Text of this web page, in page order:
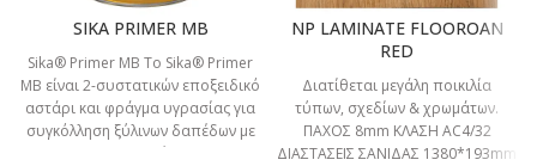
SIKA PRIMER MB
Sika® Primer MB Το Sika® Primer
MB είναι 2-συστατικών εποξειδικό
αστάρι και φράγμα υγρασίας για
συγκόλληση ξύλινων δαπέδων με
ελαστικές
NP LAMINATE FLOOROAN
RED
Διατίθεται μεγάλη ποικιλία
τύπων, σχεδίων & χρωμάτων.
ΠΑΧΟΣ 8mm ΚΛΑΣΗ AC4/32
ΔΙΑΣΤΑΣΕΙΣ ΣΑΝΙΔΑΣ 1380*193mm